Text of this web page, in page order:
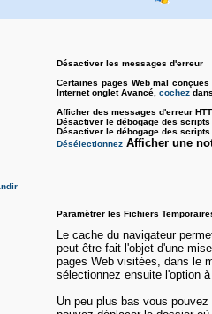
Désactiver les messages d'erreur
Certaines pages Web mal
Internet onglet Avancé, cochez
Afficher des messages d'erreur
Désactiver le débogage des
Désactiver le débogage des
Désélectionnez Afficher une
Paramètrer les Fichiers
Le cache du navigateur
peut-être fait l'objet d'une
pages Web visitées, dans le
sélectionnez ensuite l'option
Un peu plus bas vous